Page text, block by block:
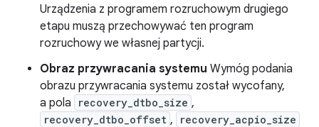
Urządzenia z programem rozruchowym drugiego
etapu muszą przechowywać ten program
rozruchowy we własnej partycji.
Obraz przywracania systemu Wymóg podania
obrazu przywracania systemu został wycofany,
a pola
recovery_dtbo_size ,
recovery_dtbo_offset , recovery_acpio_size